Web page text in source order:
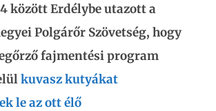
között Erdélybe utazott a
Polgárőr Szövetség, hogy
fajmentési program
kuvasz kutyákat
le az ott élő